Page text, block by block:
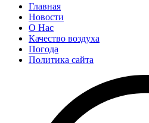
Главная
Новости
О Нас
Качество воздуха
Погода
Политика сайта